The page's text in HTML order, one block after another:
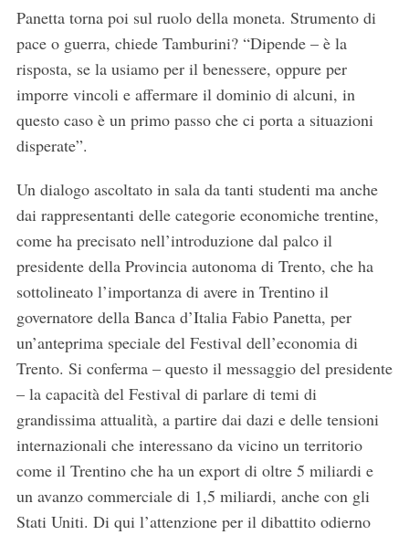
Panetta torna poi sul ruolo della moneta. Strumento di
pace o guerra, chiede Tamburini? “Dipende – è la
risposta, se la usiamo per il benessere, oppure per
imporre vincoli e affermare il dominio di alcuni, in
questo caso è un primo passo che ci porta a situazioni
disperate”.
Un dialogo ascoltato in sala da tanti studenti ma anche
dai rappresentanti delle categorie economiche trentine,
come ha precisato nell’introduzione dal palco il
presidente della Provincia autonoma di Trento, che ha
sottolineato l’importanza di avere in Trentino il
governatore della Banca d’Italia Fabio Panetta, per
un’anteprima speciale del Festival dell’economia di
Trento. Si conferma – questo il messaggio del presidente
– la capacità del Festival di parlare di temi di
grandissima attualità, a partire dai dazi e delle tensioni
internazionali che interessano da vicino un territorio
come il Trentino che ha un export di oltre 5 miliardi e
un avanzo commerciale di 1,5 miliardi, anche con gli
Stati Uniti. Di qui l’attenzione per il dibattito odierno
S
r
c
h
f
r
: